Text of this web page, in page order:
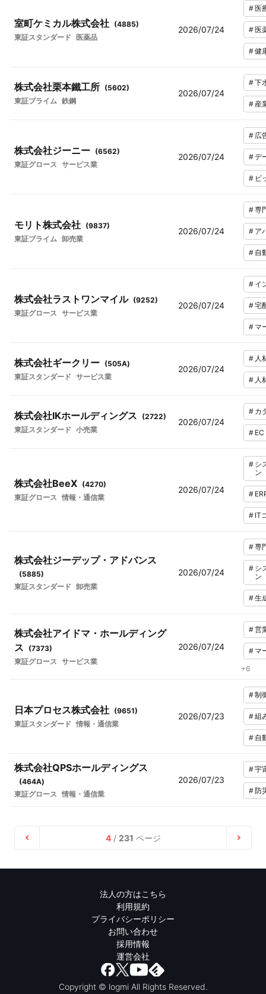
室町ケミカル株式会社 (4885)
東証スタンダード
医薬品
2026/07/24
#医
#医
#健
株式会社栗本鐵工所 (5602)
東証プライム 鉄鋼
2026/07/24
#下
# 産
株式会社ジーニー (6562)
東証グロース サービス業
2026/07/24
# 広
#デ
# ビ
モリト株式会社 (9837)
東証プライム 卸売業
2026/07/24
#専
# ア
# 自
株式会社ラストワンマイル (9252)
東証グロース サービス業
2026/07/24
# イ
#宅
# マ
株式会社ギークリー (505A)
東証スタンダード サービス業
2026/07/24
# 人
# 人
株式会社IKホールディングス (2722)
東証スタンダード 小売業
2026/07/24
# カ
#
株式会社BeeX (4270)
東証グロース 情報・通信業
2026/07/24
# シ
ン
#
# IT
株式会社ジーデップ・アドバンス
(5885)
東証スタンダード 卸売業
2026/07/24
#専
# シ
ン
#生
株式会社アイドマ・ホールディング
ス
(7373)
東証グロース サービス業
2026/07/24
#営
# マ
+6
日本プロセス株式会社 (9651)
東証スタンダード 情報・通信業
2026/07/23
#制
#組
# 自
株式会社QPSホールディングス
(464A)
東証グロース 情報・通信業
2026/07/23
#宇
#防
4/ 231 ページ
法人の方はこちら
利用規約
プライバシーポリシー
お問い合わせ
採用情報
運営会社
Copyright © logmi All Rights Reserved.